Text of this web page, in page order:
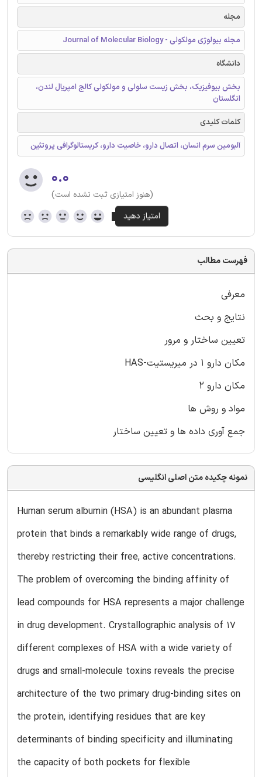
مجله
مجله بیولوژی مولکولی - Journal of Molecular Biology
دانشگاه
بخش بیوفیزیک، بخش زیست سلولی و مولکولی کالج امپریال لندن،
انگلستان
کلمات کلیدی
آلبومین سرم انسان، اتصال دارو، خاصیت دارو، کریستالوگرافی پروتئین
۰.۰
(هنوز امتیازی ثبت نشده است)
فهرست مطالب
معرفی
نتایج و بحث
تعیین ساختار و مرور
مکان دارو 1 در میریستیت-HAS
مکان دارو 2
مواد و روش ها
جمع آوری داده ها و تعیین ساختار
نمونه چکیده متن اصلی انگلیسی
Human serum albumin (HSA) is an abundant plasma
protein that binds a remarkably wide range of drugs,
thereby restricting their free, active concentrations.
The problem of overcoming the binding affinity of
lead compounds for HSA represents a major challenge
in drug development. Crystallographic analysis of 17
different complexes of HSA with a wide variety of
drugs and small-molecule toxins reveals the precise
architecture of the two primary drug-binding sites on
the protein, identifying residues that are key
determinants of binding specificity and illuminating
the capacity of both pockets for flexible